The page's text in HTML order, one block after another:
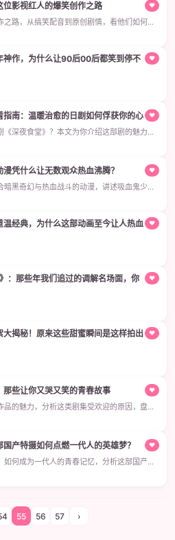
位影视红人的爆笑创作之路 ♥
之路，从搞笑配音到原创剧情，看他们如何用
。
神作，为什么让90后00后都笑到停不
♥
搞笑动画，讲述忍术学园三个小忍者的爆笑
指南：温暖治愈的日剧如何俘获你的心 ♥
《深夜食堂》？本文为你介绍这部剧的魅力和
巷的温暖故事。
凭什么让无数观众热血沸腾？ ♥
暗黑奇幻与热血战斗的动漫，讲述吸血鬼少年
鲜明打斗精彩。
温经典，为什么这部动画至今让人热血
♥
，探讨这部1996年经典动画的角色塑造、制
：那些年我们追过的调解名场面，你
♥
典调解案例，解析柏万青等调解员的处理智
大揭秘！原来这些甜蜜瞬间是这样拍出
♥
，带你看看赵丽颖和陈晓在幕后的搞笑互动
那些让你又哭又笑的青春故事 ♥
品的魅力，分析这类剧集受欢迎的原因，盘点
适合喜欢青春都市剧的观众阅读。
产特摄如何点燃一代人的英雄梦？ ♥
如何成为一代人的青春记忆，分析这部国产特
。
55 56 57 ›